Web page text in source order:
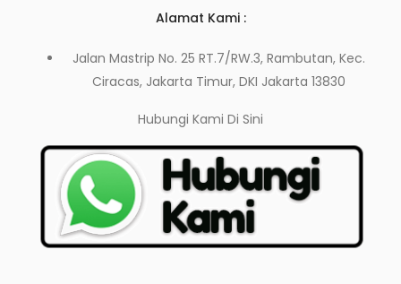
Alamat Kami :
Jalan Mastrip No. 25 RT.7/RW.3, Rambutan, Kec.
Ciracas, Jakarta Timur, DKI Jakarta 13830
Hubungi Kami Di Sini